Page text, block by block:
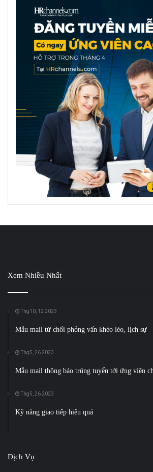
Xem Nhiều Nhất
Thg10, 12 2023
Mẫu mail từ chối phỏng vấn khéo léo, lịch sự
Thg5, 26 2023
Mẫu mail thông báo trúng tuyển tới ứng viên
Thg5, 26 2023
Kỹ năng giao tiếp hiệu quả
Dịch Vụ